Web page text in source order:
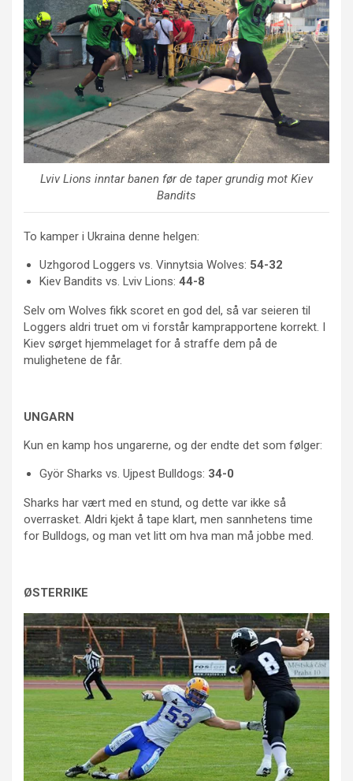
Lviv Lions inntar banen før de taper grundig mot Kiev
Bandits
To kamper i Ukraina denne helgen:
Uzhgorod Loggers vs. Vinnytsia Wolves: 54-32
Kiev Bandits vs. Lviv Lions: 44-8
Selv om Wolves fikk scoret en god del, så var seieren til
Loggers aldri truet om vi forstår kamprapportene korrekt. I
Kiev sørget hjemmelaget for å straffe dem på de
mulighetene de får.
UNGARN
Kun en kamp hos ungarerne, og der endte det som følger:
Györ Sharks vs. Ujpest Bulldogs: 34-0
Sharks har vært med en stund, og dette var ikke så
overrasket. Aldri kjekt å tape klart, men sannhetens time
for Bulldogs, og man vet litt om hva man må jobbe med.
ØSTERRIKE